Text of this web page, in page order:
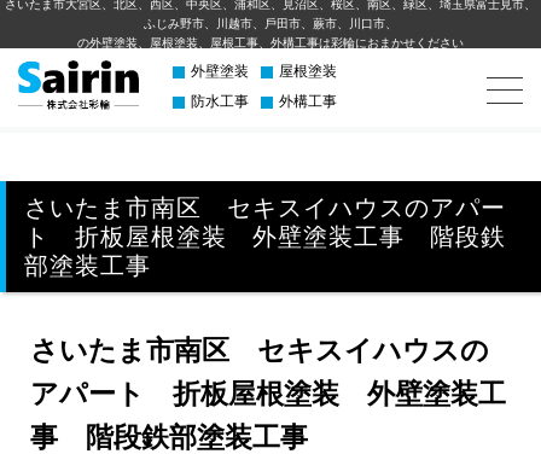
さいたま市大宮区、北区、西区、中央区、浦和区、見沼区、桜区、南区、緑区、埼玉県富士見市、
ふじみ野市、川越市、⼾⽥市、蕨市、川⼝市、
の外壁塗装、屋根塗装、屋根工事、外構⼯事は彩輪におまかせください
外壁塗装
屋根塗装
防水工事
外構工事
さいたま市南区 セキスイハウスのアパー
ト 折板屋根塗装 外壁塗装工事 階段鉄
部塗装工事
さいたま市南区 セキスイハウスの
アパート 折板屋根塗装 外壁塗装工
事 階段鉄部塗装工事